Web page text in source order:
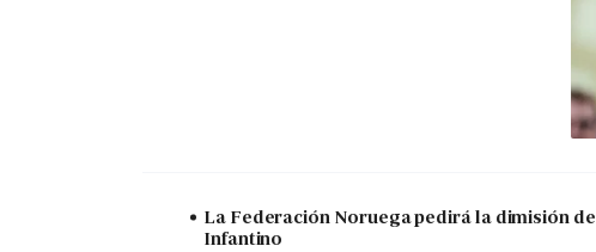
La Federación Noruega pedirá la dimisión de
Infantino